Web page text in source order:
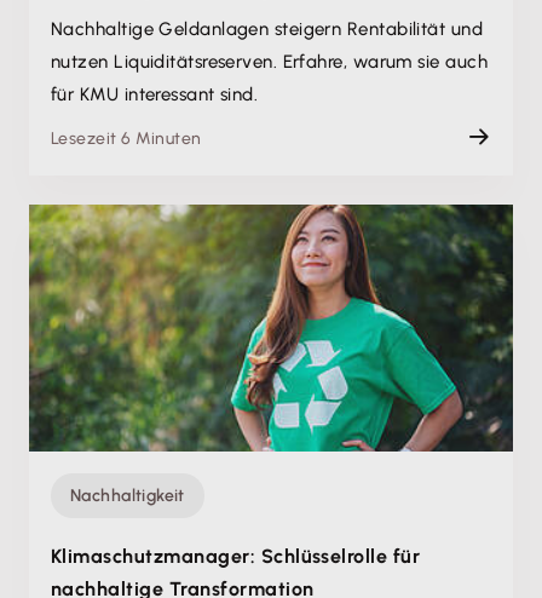
Nachhaltige Geldanlagen steigern Rentabilität und
nutzen Liquiditätsreserven. Erfahre, warum sie auch
für KMU interessant sind.
Lesezeit 6 Minuten
Nachhaltigkeit
Klimaschutzmanager: Schlüsselrolle für
nachhaltige Transformation